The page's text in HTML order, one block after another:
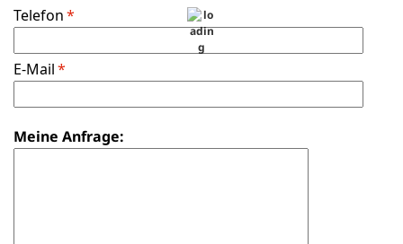
Telefon*
E-Mail*
Meine Anfrage: